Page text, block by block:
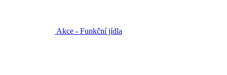
Akce - Funkční jídla